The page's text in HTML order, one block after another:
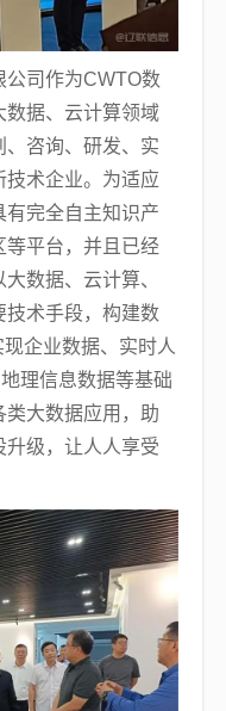
公司作为CWTO数
数据、云计算领域
、咨询、研发、实
术企业。为适应
有完全自主知识产
等平台，并且已经
数据、云计算、
技术手段，构建数
现企业数据、实时人
理信息数据等基础
大数据应用，助
升级，让人人享受